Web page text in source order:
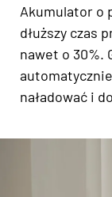
Akumulator o
dłuższy czas
nawet o 30%.
naładować i